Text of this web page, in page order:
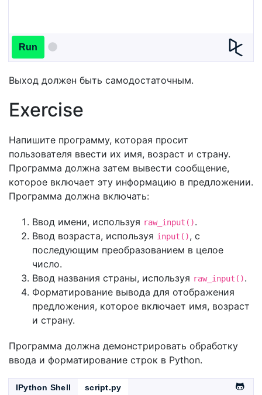
Run
Выход должен быть самодостаточным.
Exercise
Напишите программу, которая просит
пользователя ввести их имя, возраст и страну.
Программа должна затем вывести сообщение,
которое включает эту информацию в предложении.
Программа должна включать:
Ввод имени, используя raw_input().
Ввод возраста, используя input(), с
последующим преобразованием в целое
число.
Ввод названия страны, используя raw_input().
Форматирование вывода для отображения
предложения, которое включает имя, возраст
и страну.
Программа должна демонстрировать обработку
ввода и форматирование строк в Python.
IPython Shell
script.py